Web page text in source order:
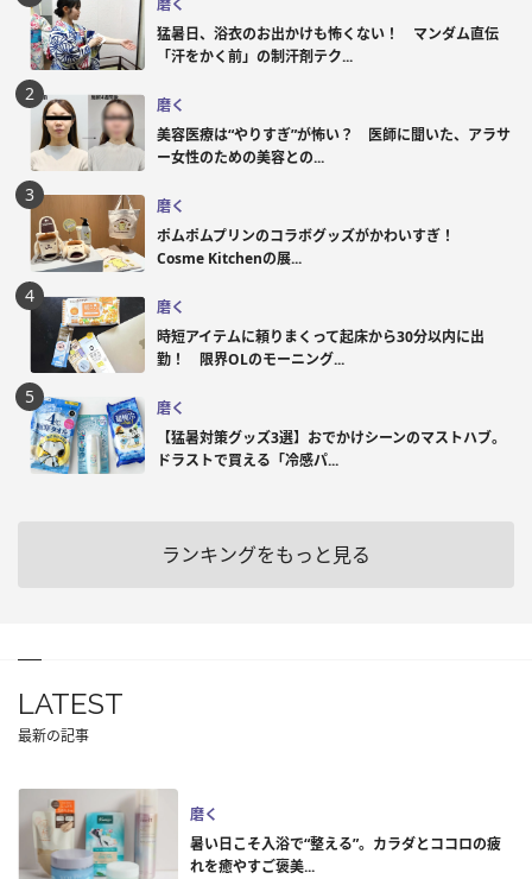
磨く
猛暑日、浴衣のお出かけも怖くない！ マンダム直伝
「汗をかく前」の制汗剤テク...
磨く
美容医療は“やりすぎ”が怖い？ 医師に聞いた、アラサ
ー女性のための美容との...
磨く
ポムポムプリンのコラボグッズがかわいすぎ！
Cosme Kitchenの展...
磨く
時短アイテムに頼りまくって起床から30分以内に出
勤！ 限界OLのモーニング...
磨く
【猛暑対策グッズ3選】おでかけシーンのマストハブ。
ドラストで買える「冷感パ...
ランキングをもっと見る
LATEST
最新の記事
磨く
暑い日こそ入浴で“整える”。カラダとココロの疲
れを癒やすご褒美...